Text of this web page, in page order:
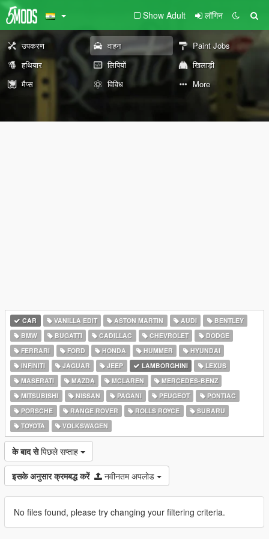
Show Adult लॉगिन
उपकरण वाहन
Paint Jobs
हथियार
लिपियों
खिलाड़ी
मैप्स
विविध More
CAR VANILLA EDIT ASTON MARTIN AUDI
BENTLEY
BMW
BUGATTI CADILLAC CHEVROLET
DODGE
FERRARI
FORD HONDA HUMMER
HYUNDAI
INFINITI
JAGUAR JEEP LAMBORGHINI
LEXUS
MASERATI
MAZDA MCLAREN
MERCEDES-BENZ
MITSUBISHI
NISSAN PAGANI PEUGEOT
PONTIAC
PORSCHE
RANGE ROVER ROLLS ROYCE
SUBARU
TOYOTA
VOLKSWAGEN
के बाद से पिछले सप्ताह
इसके अनुसार क्रमबद्ध करें नवीनतम अपलोड
No files found, please try changing your filtering criteria.